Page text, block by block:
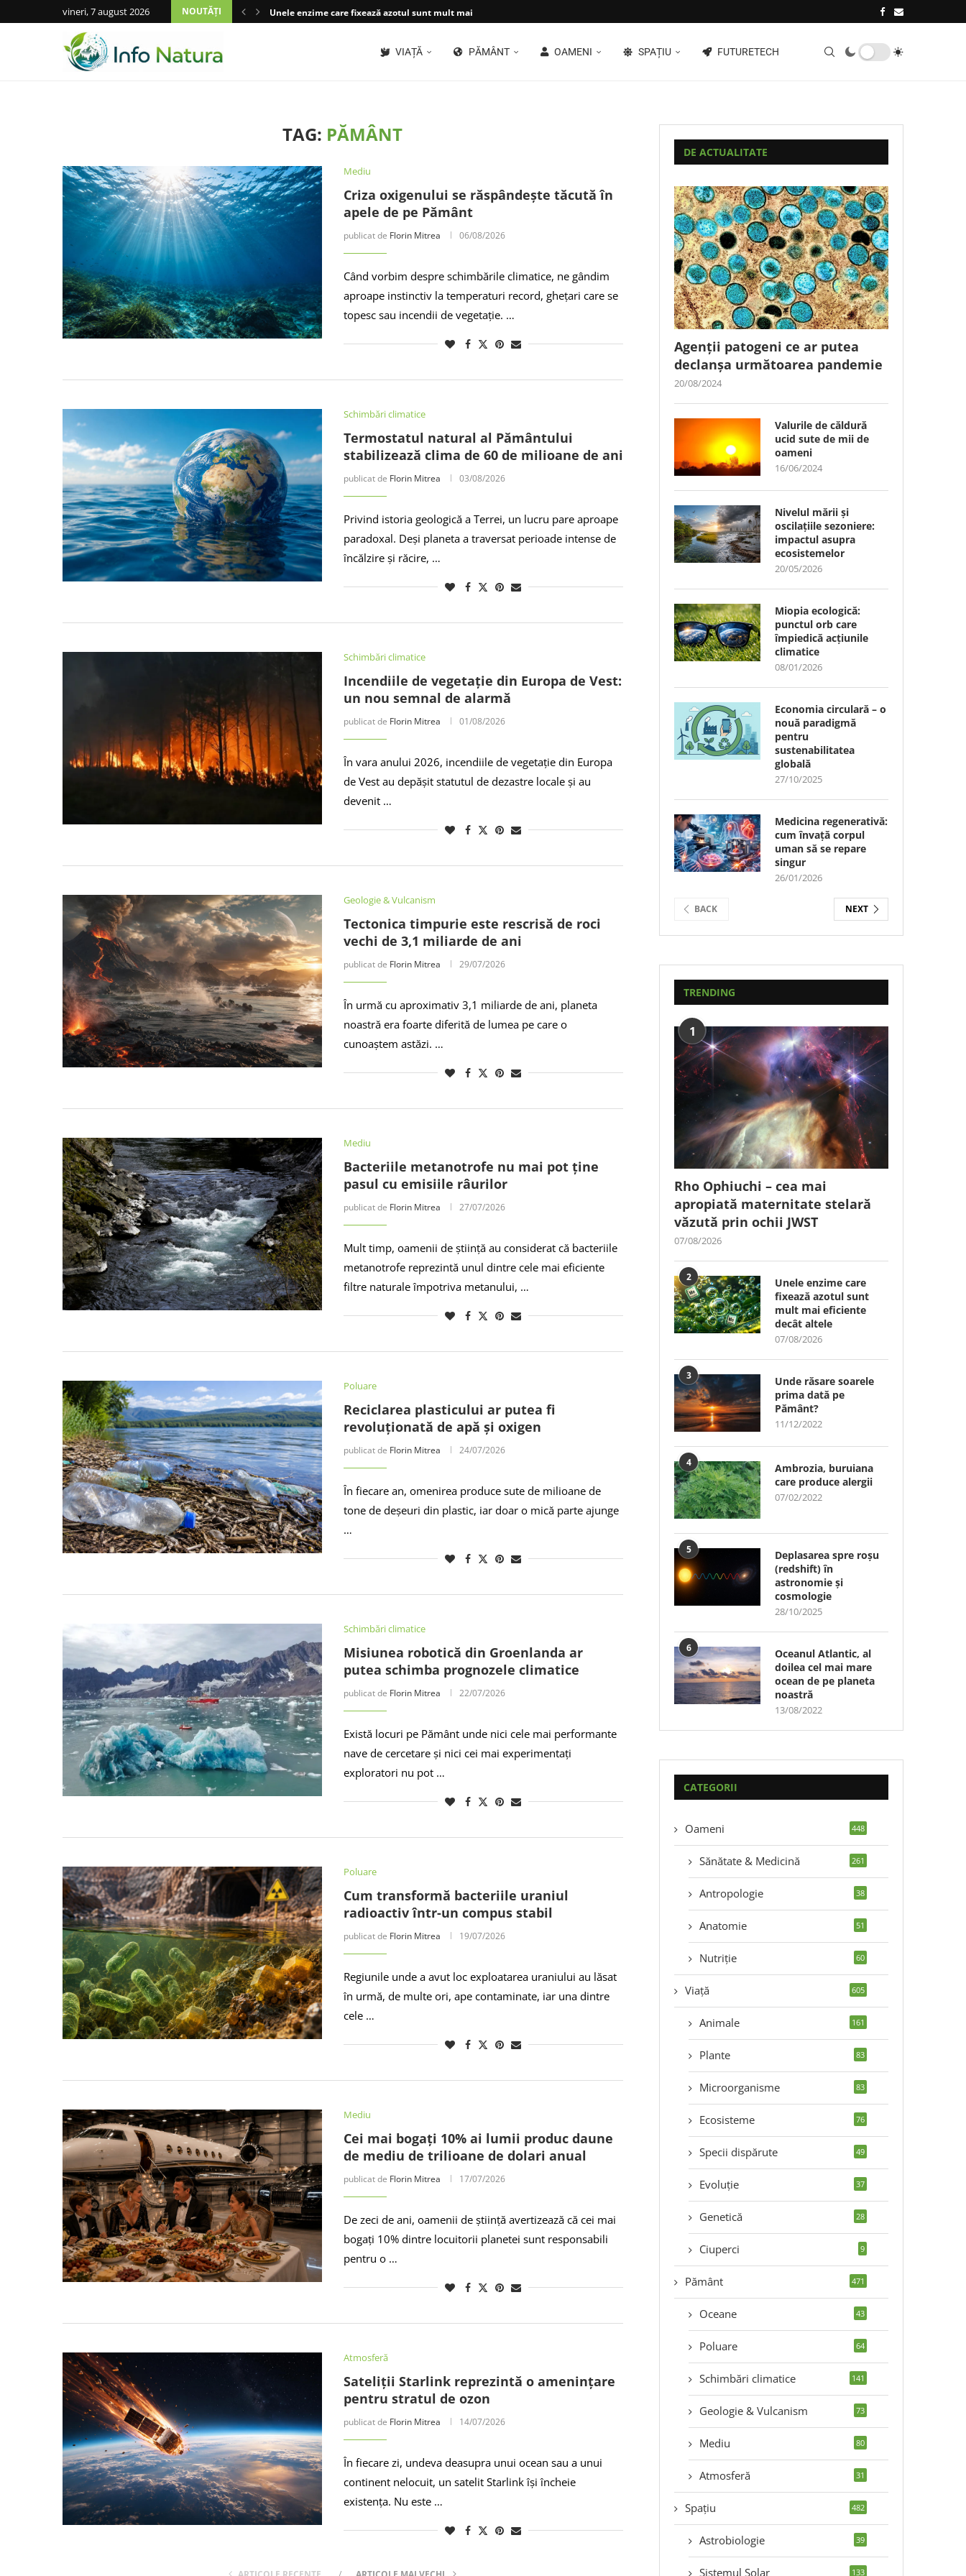
vineri, 7 august 2026 NOUTĂȚI Unele enzime care fixează azotul sunt mult mai...
VIAȚĂ PĂMÂNT OAMENI SPAȚIU FUTURETECH
TAG: PĂMÂNT
Mediu
Criza oxigenului se răspândește tăcută în
apele de pe Pământ
publicat de Florin Mitrea 06/08/2026
Când vorbim despre schimbările climatice, ne gândim
aproape instinctiv la temperaturi record, ghețari care se
topesc sau incendii de vegetație. …
Schimbări climatice
Termostatul natural al Pământului
stabilizează clima de 60 de milioane de ani
publicat de Florin Mitrea 03/08/2026
Privind istoria geologică a Terrei, un lucru pare aproape
paradoxal. Deși planeta a traversat perioade intense de
încălzire și răcire, …
Schimbări climatice
Incendiile de vegetație din Europa de Vest:
un nou semnal de alarmă
publicat de Florin Mitrea 01/08/2026
În vara anului 2026, incendiile de vegetație din Europa
de Vest au depășit statutul de dezastre locale și au
devenit …
Geologie & Vulcanism
Tectonica timpurie este rescrisă de roci
vechi de 3,1 miliarde de ani
publicat de Florin Mitrea 29/07/2026
În urmă cu aproximativ 3,1 miliarde de ani, planeta
noastră era foarte diferită de lumea pe care o
cunoaștem astăzi. …
Mediu
Bacteriile metanotrofe nu mai pot ține
pasul cu emisiile râurilor
publicat de Florin Mitrea 27/07/2026
Mult timp, oamenii de știință au considerat că bacteriile
metanotrofe reprezintă unul dintre cele mai eficiente
filtre naturale împotriva metanului, …
Poluare
Reciclarea plasticului ar putea fi
revoluționată de apă și oxigen
publicat de Florin Mitrea 24/07/2026
În fiecare an, omenirea produce sute de milioane de
tone de deșeuri din plastic, iar doar o mică parte ajunge
…
Schimbări climatice
Misiunea robotică din Groenlanda ar
putea schimba prognozele climatice
publicat de Florin Mitrea 22/07/2026
Există locuri pe Pământ unde nici cele mai performante
nave de cercetare și nici cei mai experimentați
exploratori nu pot …
Poluare
Cum transformă bacteriile uraniul
radioactiv într-un compus stabil
publicat de Florin Mitrea 19/07/2026
Regiunile unde a avut loc exploatarea uraniului au lăsat
în urmă, de multe ori, ape contaminate, iar una dintre
cele …
Mediu
Cei mai bogați 10% ai lumii produc daune
de mediu de trilioane de dolari anual
publicat de Florin Mitrea 17/07/2026
De zeci de ani, oamenii de știință avertizează că cei mai
bogați 10% dintre locuitorii planetei sunt responsabili
pentru o …
Atmosferă
Sateliții Starlink reprezintă o amenințare
pentru stratul de ozon
publicat de Florin Mitrea 14/07/2026
În fiecare zi, undeva deasupra unui ocean sau a unui
continent nelocuit, un satelit Starlink își încheie
existența. Nu este …
DE ACTUALITATE
Agenții patogeni ce ar putea
declanșa următoarea pandemie
20/08/2024
Valurile de căldură
ucid sute de mii de
oameni
16/06/2024
Nivelul mării și
oscilațiile sezoniere:
impactul asupra
ecosistemelor
20/05/2026
Miopia ecologică:
punctul orb care
împiedică acțiunile
climatice
08/01/2026
Economia circulară – o
nouă paradigmă
pentru
sustenabilitatea
globală
27/10/2025
Medicina regenerativă:
cum învață corpul
uman să se repare
singur
26/01/2026
BACK NEXT
TRENDING
1
Rho Ophiuchi – cea mai
apropiată maternitate stelară
văzută prin ochii JWST
07/08/2026
2
Unele enzime care
fixează azotul sunt
mult mai eficiente
decât altele
07/08/2026
3
Unde răsare soarele
prima dată pe
Pământ?
11/12/2022
4
Ambrozia, buruiana
care produce alergii
07/02/2022
5
Deplasarea spre roșu
(redshift) în
astronomie și
cosmologie
28/10/2025
6
Oceanul Atlantic, al
doilea cel mai mare
ocean de pe planeta
noastră
13/08/2022
CATEGORII
Oameni 448
Sănătate & Medicină 261
Antropologie 38
Anatomie 51
Nutriție 60
Viață 605
Animale 161
Plante 83
Microorganisme 83
Ecosisteme 76
Specii dispărute 49
Evoluție 37
Genetică 28
Ciuperci 9
Pământ 471
Oceane 43
Poluare 64
Schimbări climatice 141
Geologie & Vulcanism 73
Mediu 80
Atmosferă 31
Spațiu 482
Astrobiologie 39
Sistemul Solar 133